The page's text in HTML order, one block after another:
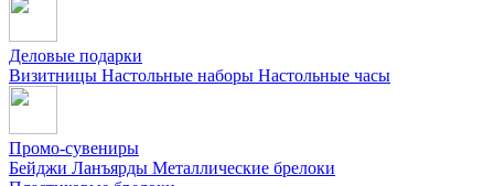
Деловые подарки
Визитницы Настольные наборы Настольные часы
Промо-сувениры
Бейджи Ланъярды Металлические брелоки